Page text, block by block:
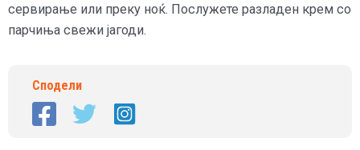
сервирање или преку ноќ. Послужете разладен крем со
парчиња свежи јагоди.
Сподели